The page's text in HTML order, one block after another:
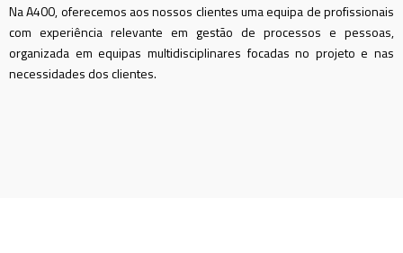
Na A400, oferecemos aos nossos clientes uma equipa de profissionais
com experiência relevante em gestão de processos e pessoas,
organizada em equipas multidisciplinares focadas no projeto e nas
necessidades dos clientes.